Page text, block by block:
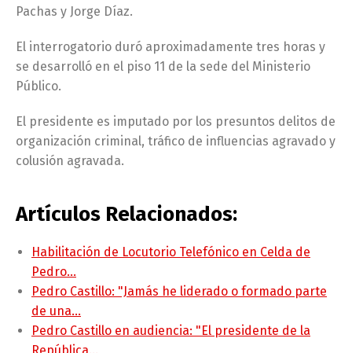
Pachas y Jorge Díaz.
El interrogatorio duró aproximadamente tres horas y
se desarrolló en el piso 11 de la sede del Ministerio
Público.
El presidente es imputado por los presuntos delitos de
organización criminal, tráfico de influencias agravado y
colusión agravada.
Artículos Relacionados:
Habilitación de Locutorio Telefónico en Celda de
Pedro…
Pedro Castillo: "Jamás he liderado o formado parte
de una…
Pedro Castillo en audiencia: "El presidente de la